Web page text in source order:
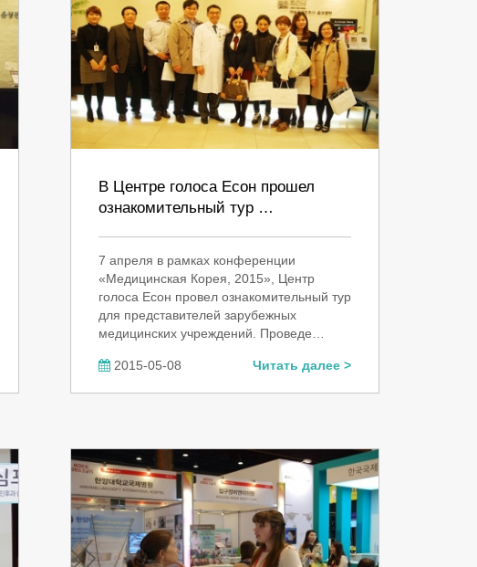
В Центре голоса Есон прошел
ознакомительный тур …
7 апреля в рамках конференции
«Медицинская Корея, 2015», Центр
голоса Есон провел ознакомительный тур
для представителей зарубежных
медицинских учреждений. Проведе…
2015-05-08 Читать далее >